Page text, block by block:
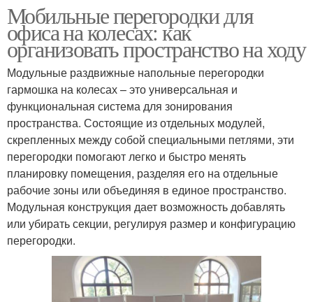
Мобильные перегородки для
офиса на колесах: как
организовать пространство на ходу
Модульные раздвижные напольные перегородки
гармошка на колесах – это универсальная и
функциональная система для зонирования
пространства. Состоящие из отдельных модулей,
скрепленных между собой специальными петлями, эти
перегородки помогают легко и быстро менять
планировку помещения, разделяя его на отдельные
рабочие зоны или объединяя в единое пространство.
Модульная конструкция дает возможность добавлять
или убирать секции, регулируя размер и конфигурацию
перегородки.